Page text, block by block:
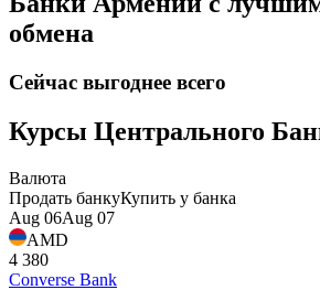
обмена
Сейчас выгоднее всего
Курсы Центрального
Валюта
Продать банкуКупить у банка
Aug 06Aug 07
AMD
4 380
Converse Bank